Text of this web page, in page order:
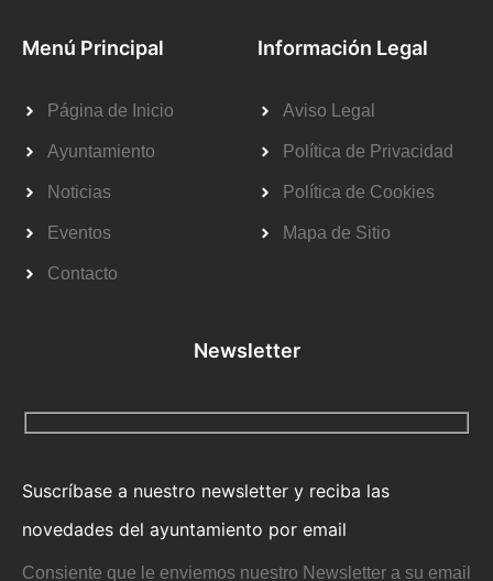
Menú Principal
Página de Inicio
Ayuntamiento
Noticias
Eventos
Contacto
Información Legal
Aviso Legal
Política de Privacidad
Política de Cookies
Mapa de Sitio
Newsletter
Suscríbase a nuestro newsletter y reciba las
novedades del ayuntamiento por email
Consiente que le enviemos nuestro Newsletter a su email